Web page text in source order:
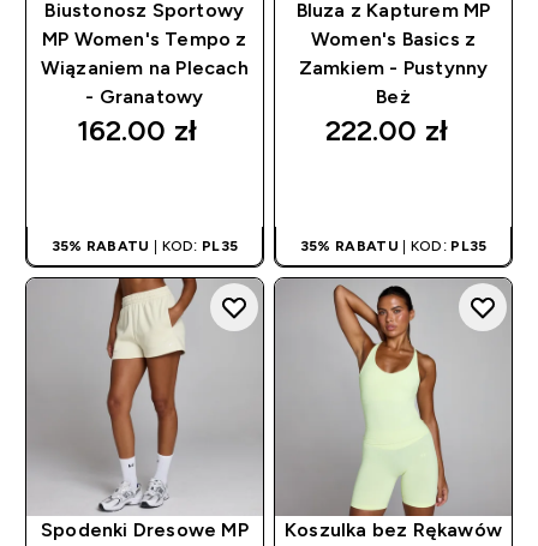
Biustonosz Sportowy
MP Women's Tempo z
Wiązaniem na Plecach
- Granatowy
162.00 zł‎
35% RABATU | KOD: PL35
Bluza z Kapturem MP
Women's Basics z
Zamkiem - Pustynny
Beż
222.00 zł‎
35% RABATU | KOD: PL35
Spodenki Dresowe MP
Koszulka bez Rękawów